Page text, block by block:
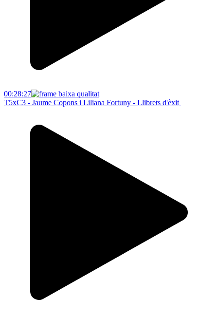
00:28:27
T5xC3 - Jaume Copons i Liliana Fortuny - Llibrets d'èxit